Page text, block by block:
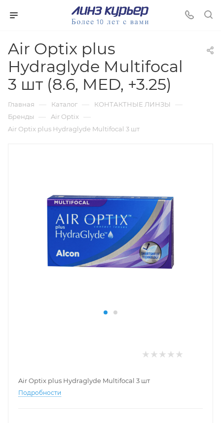
Air Optix plus
Hydraglyde Multifocal
3 шт (8.6, MED, +3.25)
Главная — Каталог — КОНТАКТНЫЕ ЛИНЗЫ —
Бренды — Air Optix —
Air Optix plus Hydraglyde Multifocal 3 шт
Air Optix plus Hydraglyde Multifocal 3 шт
Подробности